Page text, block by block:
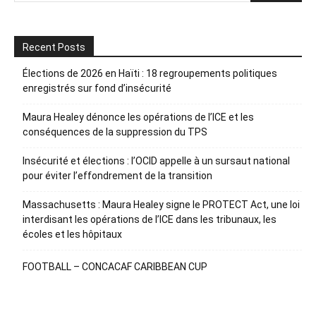
Recent Posts
Élections de 2026 en Haïti : 18 regroupements politiques
enregistrés sur fond d’insécurité
Maura Healey dénonce les opérations de l’ICE et les
conséquences de la suppression du TPS
Insécurité et élections : l’OCID appelle à un sursaut national
pour éviter l’effondrement de la transition
Massachusetts : Maura Healey signe le PROTECT Act, une loi
interdisant les opérations de l’ICE dans les tribunaux, les
écoles et les hôpitaux
FOOTBALL – CONCACAF CARIBBEAN CUP